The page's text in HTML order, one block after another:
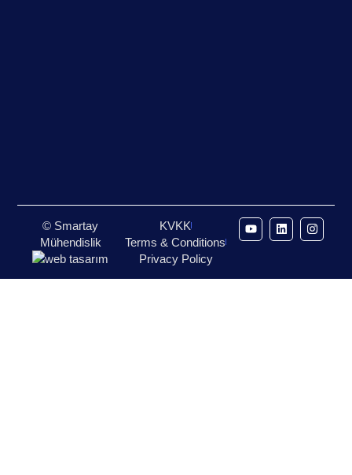
© Smartay
Mühendislik
KVKK
Terms & Conditions
Privacy Policy